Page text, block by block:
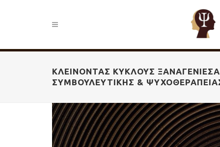
ΚΛΕΊΝΟΝΤΑΣ ΚΎΚΛΟΥΣ
ΣΥΜΒΟΥΛΕΥΤΙΚΉΣ &